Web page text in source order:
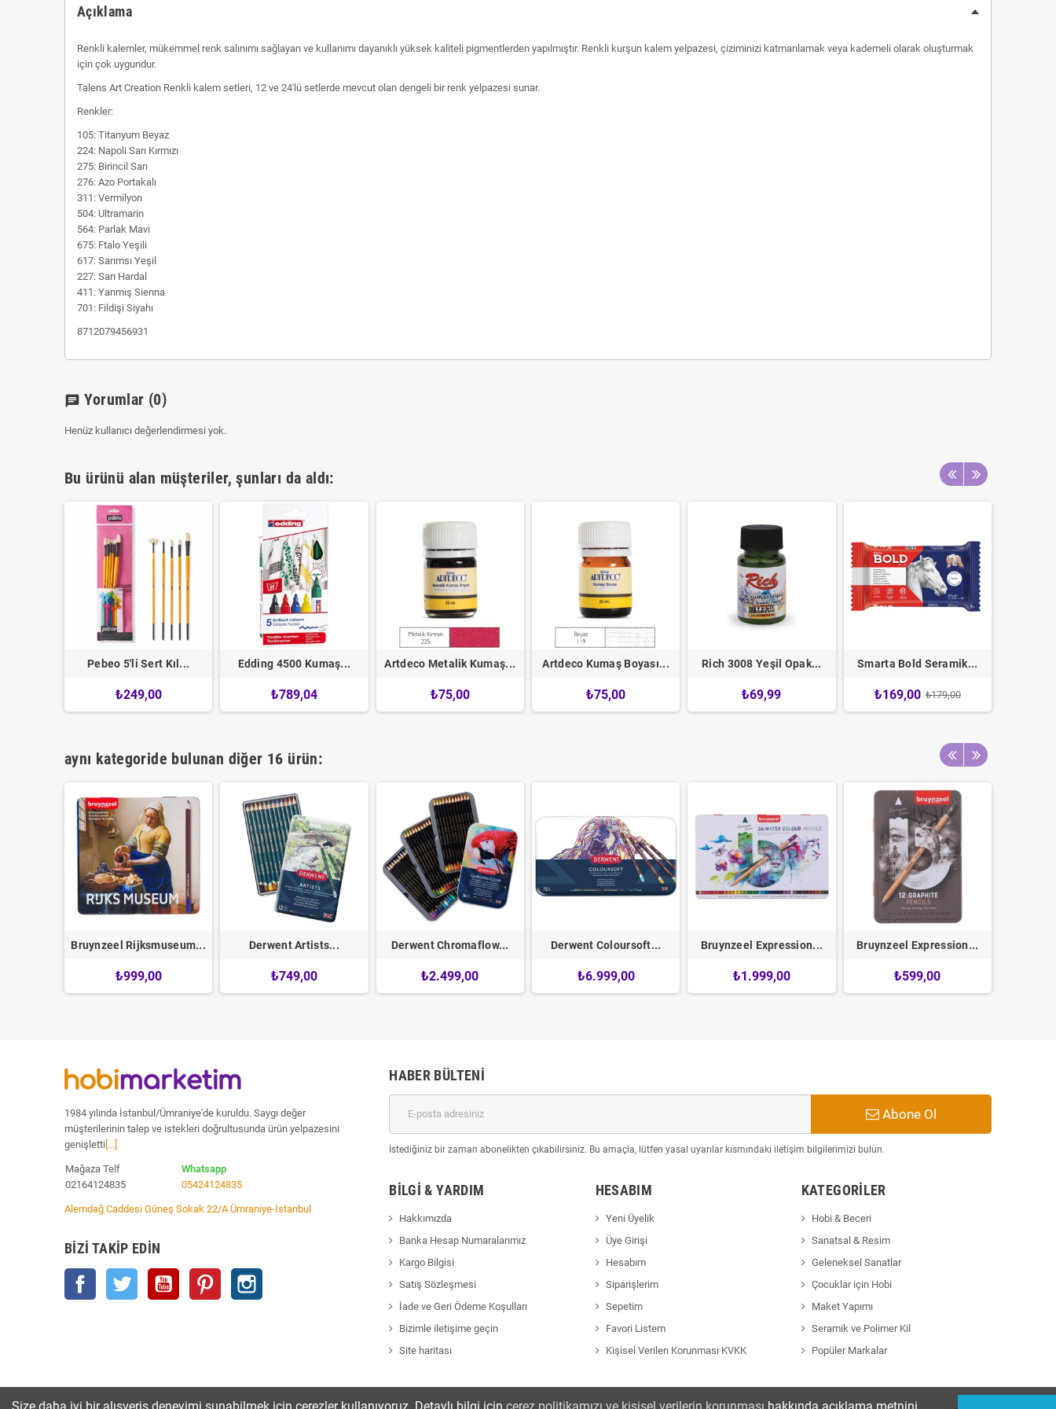
Açıklama
Renkli kalemler, mükemmel renk salınımı sağlayan ve kullanımı dayanıklı yüksek kaliteli pigmentlerden yapılmıştır. Renkli kurşun kalem yelpazesi, çiziminizi katmanlamak veya kademeli olarak oluşturmak
için çok uygundur.
Talens Art Creation Renkli kalem setleri, 12 ve 24'lü setlerde mevcut olan dengeli bir renk yelpazesi sunar.
Renkler:
105: Titanyum Beyaz
224: Napoli Sarı Kırmızı
275: Birincil Sarı
276: Azo Portakalı
311: Vermilyon
504: Ultramarin
564: Parlak Mavi
675: Ftalo Yeşili
617: Sarımsı Yeşil
227: Sarı Hardal
411: Yanmış Sienna
701: Fildişi Siyahı
8712079456931
chat Yorumlar (0)
Henüz kullanıcı değerlendirmesi yok.
Bu ürünü alan müşteriler, şunları da aldı:
Pebeo 5'li Sert Kıl...
₺249,00
Edding 4500 Kumaş...
₺789,04
Artdeco Metalik Kumaş...
₺75,00
Artdeco Kumaş Boyası...
₺75,00
Rich 3008 Yeşil Opak...
₺69,99
Smarta Bold Seramik...
₺169,00 ₺179,00
aynı kategoride bulunan diğer 16 ürün:
Bruynzeel Rijksmuseum...
₺999,00
Derwent Artists...
₺749,00
Derwent Chromaflow...
₺2.499,00
Derwent Coloursoft...
₺6.999,00
Bruynzeel Expression...
₺1.999,00
Bruynzeel Expression...
₺599,00
1984 yılında İstanbul/Ümraniye'de kuruldu. Saygı değer
müşterilerinin talep ve istekleri doğrultusunda ürün yelpazesini
genişletti [...]
Mağaza Telf
02164124835
Whatsapp
05424124835
Alemdağ Caddesi Güneş Sokak 22/A Ümraniye-İstanbul
BIZI TAKIP EDIN
Facebook Twitter YouTube Pinterest
HABER BÜLTENI
Abone Ol
İstediğiniz bir zaman abonelikten çıkabilirsiniz. Bu amaçla, lütfen yasal uyarılar kısmındaki iletişim bilgilerimizi bulun.
BILGI & YARDIM
Hakkımızda
Banka Hesap Numaralarımız
Kargo Bilgisi
Satış Sözleşmesi
İade ve Geri Ödeme Koşulları
Bizimle iletişime geçin
Site haritası
HESABIM
Yeni Üyelik
Üye Girişi
Hesabım
Siparişlerim
Sepetim
Favori Listem
Kişisel Verilen Korunması KVKK
KATEGORILER
Hobi & Beceri
Sanatsal & Resim
Geleneksel Sanatlar
Çocuklar için Hobi
Maket Yapımı
Seramik ve Polimer Kil
Popüler Markalar